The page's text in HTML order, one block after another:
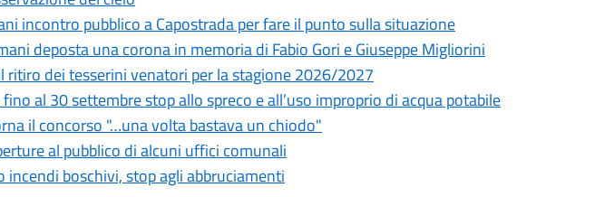
incontro pubblico a Capostrada per fare il punto sulla situazione
deposta una corona in memoria di Fabio Gori e Giuseppe Migliorini
ritiro dei tesserini venatori per la stagione 2026/2027
al 30 settembre stop allo spreco e all’uso improprio di acqua potabile
il concorso "…una volta bastava un chiodo"
al pubblico di alcuni uffici comunali
incendi boschivi, stop agli abbruciamenti